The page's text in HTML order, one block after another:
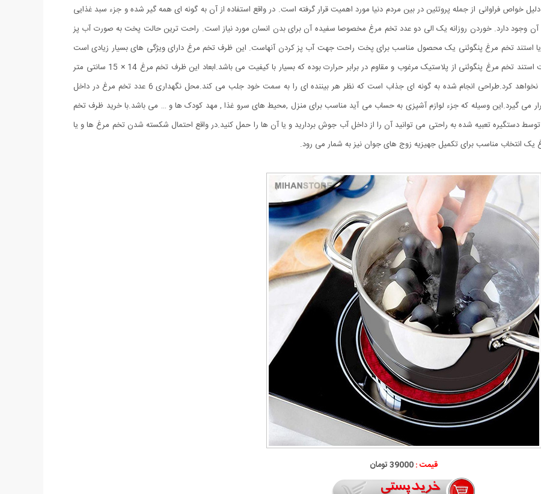
خواص فراوانی از جمله پروتئین در بین مردم دنیا مورد اهمیت قرار گرفته است. در واقع استفاده از آن به گونه ای همه گیر شده و جزء سبد غذایی
وجود دارد. خوردن روزانه یک الی دو عدد تخم مرغ مخصوصا سفیده آن برای بدن انسان مورد نیاز است. راحت ترین حالت پخت به صورت آب پز
یا استند تخم مرغ پنگوئنی یک محصول مناسب برای پخت راحت جهت آب پز کردن آنهاست. این ظرف تخم مرغ دارای ویژگی های بسیار زیادی است
که در ادامه به آن اشاره خواهد شد.جنس به کار رفته در ساخت استند تخم مرغ پنگوئنی از پلاستیک مرغوب و مقاوم در برابر حرارت بوده که بسیار با کیفیت می باشد.ابعاد این ظرف تخم مرغ 14 × 15 سانتی متر
است لذا فضای زیادی از محیط یخچال یا قابلمه شما را اشغال نخواهد کرد.طراحی انجام شده به گونه ای جذاب است که نظر هر بیننده ای را به سمت خود جلب می کند.محل نگهداری 6 عدد تخم مرغ در داخل
می گیرد.این وسیله که جزء لوازم آشپزی به حساب می آید مناسب برای منزل ,محیط های سرو غذا , مهد کودک ها و … می باشد.با خرید ظرف تخم
توسط دستگیره تعبیه شده به راحتی می توانید آن را از داخل آب جوش بردارید و یا آن ها را حمل کنید.در واقع احتمال شکسته شدن تخم مرغ ها و یا
مناسب برای تکمیل جهیزیه زوج های جوان نیز به شمار می رود.
قیمت :39000 تومان